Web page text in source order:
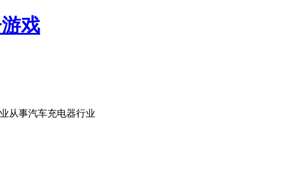
戏
从事汽车充电器行业